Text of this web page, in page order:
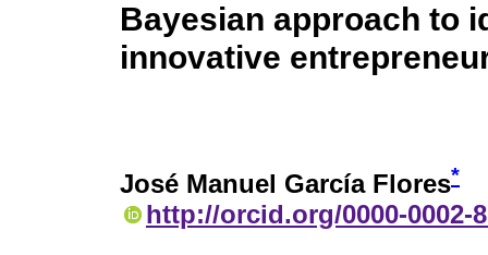
Bayesian approach to
innovative
José Manuel García Flores*
http://orcid.org/0000-0002-